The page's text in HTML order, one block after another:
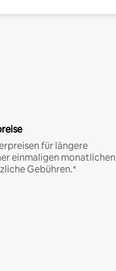
für längere
einmaligen monatlichen
Gebühren.*